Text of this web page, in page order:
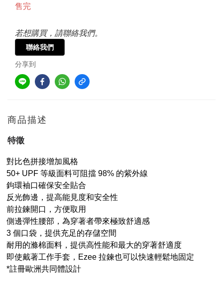
售完
若想購買，請聯絡我們。
聯絡我們
分享到
商品描述
特徵
對比色拼接增加風格
50+ UPF 等級面料可阻擋 98% 的紫外線
鉤環袖口確保安全貼合
反光飾邊，提高能見度和安全性
前拉鍊開口，方便取用
側邊彈性腰部，為穿著者帶來極致舒適感
3 個口袋，提供充足的存儲空間
耐用的滌棉面料，提供高性能和最大的穿著舒適度
即使戴著工作手套，Ezee 拉鍊也可以快速輕鬆地固定
*註冊歐洲共同體設計